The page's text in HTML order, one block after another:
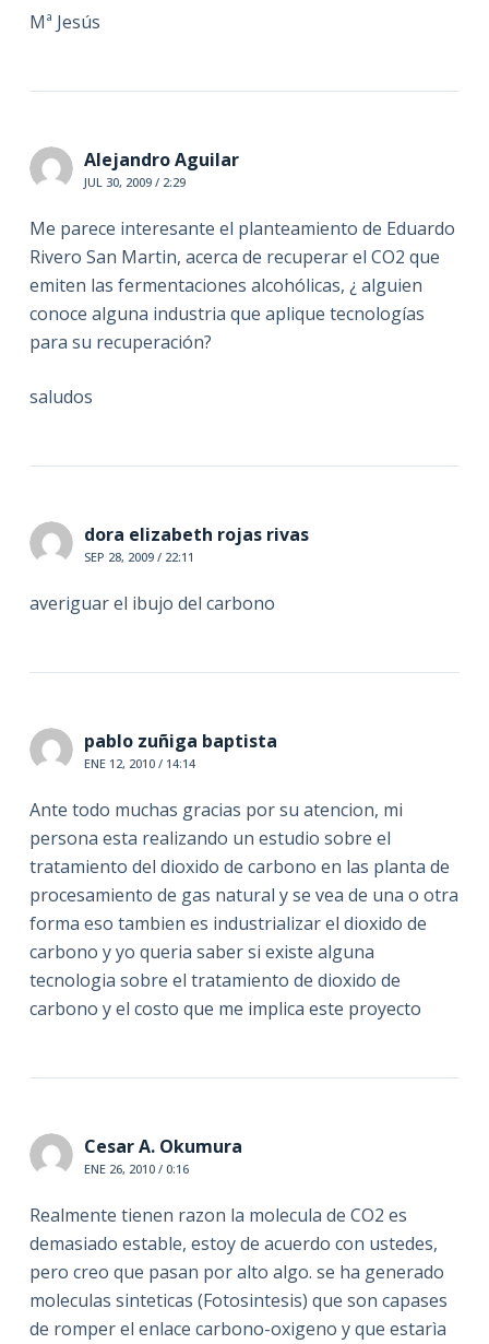
Mª Jesús
Alejandro Aguilar
JUL 30, 2009 / 2:29
Me parece interesante el planteamiento de Eduardo
Rivero San Martin, acerca de recuperar el CO2 que
emiten las fermentaciones alcohólicas, ¿ alguien
conoce alguna industria que aplique tecnologías
para su recuperación?
saludos
dora elizabeth rojas rivas
SEP 28, 2009 / 22:11
averiguar el ibujo del carbono
pablo zuñiga baptista
ENE 12, 2010 / 14:14
Ante todo muchas gracias por su atencion, mi
persona esta realizando un estudio sobre el
tratamiento del dioxido de carbono en las planta de
procesamiento de gas natural y se vea de una o otra
forma eso tambien es industrializar el dioxido de
carbono y yo queria saber si existe alguna
tecnologia sobre el tratamiento de dioxido de
carbono y el costo que me implica este proyecto
Cesar A. Okumura
ENE 26, 2010 / 0:16
Realmente tienen razon la molecula de CO2 es
demasiado estable, estoy de acuerdo con ustedes,
pero creo que pasan por alto algo. se ha generado
moleculas sinteticas (Fotosintesis) que son capases
de romper el enlace carbono-oxigeno y que estarìa